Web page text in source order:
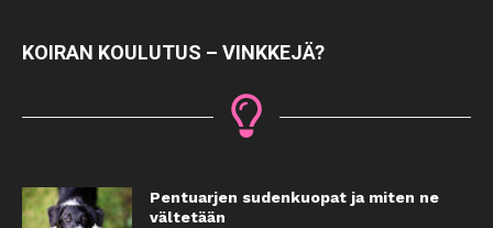
KOIRAN KOULUTUS – VINKKEJÄ?
Pentuarjen sudenkuopat ja miten ne
vältetään